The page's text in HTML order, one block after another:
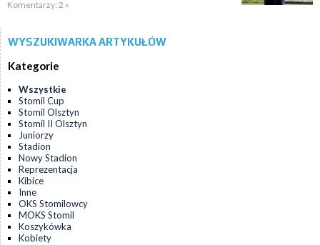
Komentarzy: 2 »
WYSZUKIWARKA ARTYKUŁÓW
Kategorie
Wszystkie
Stomil Cup
Stomil Olsztyn
Stomil II Olsztyn
Juniorzy
Stadion
Nowy Stadion
Reprezentacja
Kibice
Inne
OKS Stomilowcy
MOKS Stomil
Koszykówka
Kobiety